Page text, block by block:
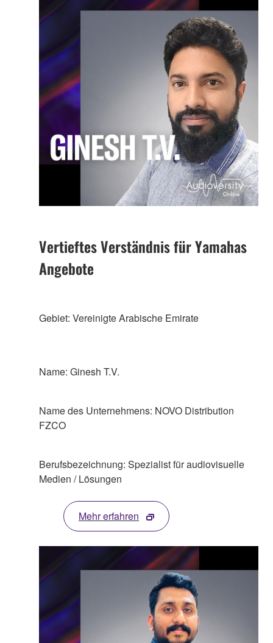
Vertieftes Verständnis für Yamahas
Angebote
Gebiet: Vereinigte Arabische Emirate
Name: Ginesh T.V.
Name des Unternehmens: NOVO Distribution
FZCO
Berufsbezeichnung: Spezialist für audiovisuelle
Medien / Lösungen
Mehr erfahren